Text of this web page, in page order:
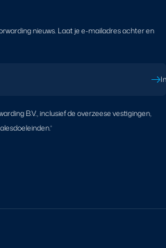
nieuws. Laat je e-mailadres achter en
B.V., inclusief de overzeese vestigingen,
*